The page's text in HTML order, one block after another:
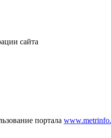
сайта
портала